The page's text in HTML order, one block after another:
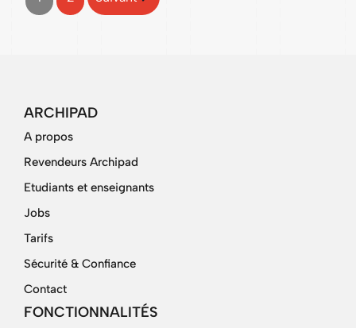
ARCHIPAD
A propos
Revendeurs Archipad
Etudiants et enseignants
Jobs
Tarifs
Sécurité & Confiance
Contact
FONCTIONNALITÉS